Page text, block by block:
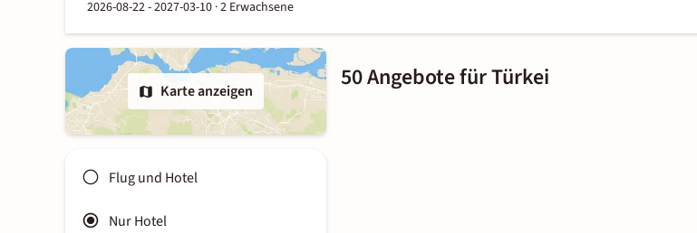
2026-08-22 - 2027-03-10 ·2 Erwachsene
Karte anzeigen
Flug und Hotel
Nur Hotel
50 Angebote für Türkei